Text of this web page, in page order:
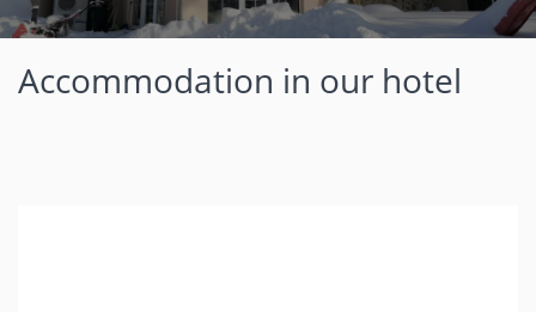
Accommodation in our hotel